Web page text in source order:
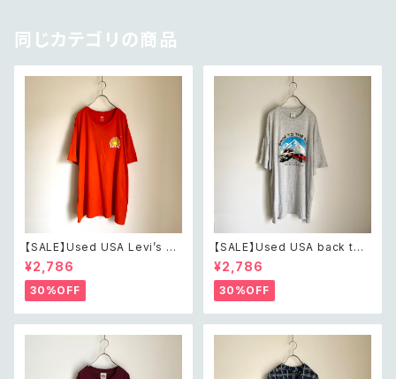
同じカテゴリの商品
【SALE】Used USA Levi’s su
nrise design orange t shirt
レトロ アメリカ ユーズド 古着
リーバイス サンライズ デザイン
オレンジ Tシャツ XXL
¥2,786
30%OFF
【SALE】Used USA back to t
he 80s car design t shirt レ
トロ アメリカ ユーズド 古着 カ
ーデザイン ライトグレー Tシャ
ツ XXL
¥2,786
30%OFF